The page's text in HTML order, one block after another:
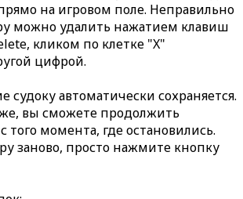
на игровом поле. Неправильно
можно удалить нажатием клавиш
кликом по клетке "X"
цифрой.
судоку автоматически сохраняется.
вы сможете продолжить
того момента, где остановились.
заново, просто нажмите кнопку